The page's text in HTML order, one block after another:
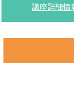
講座詳細情